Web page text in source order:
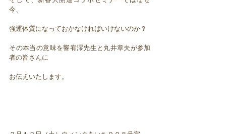
今、
強運体質になっておかなければいけないのか？
その本当の意味を響宥澪先生と丸井章夫が参加
者の皆さんに
お伝えいたします。